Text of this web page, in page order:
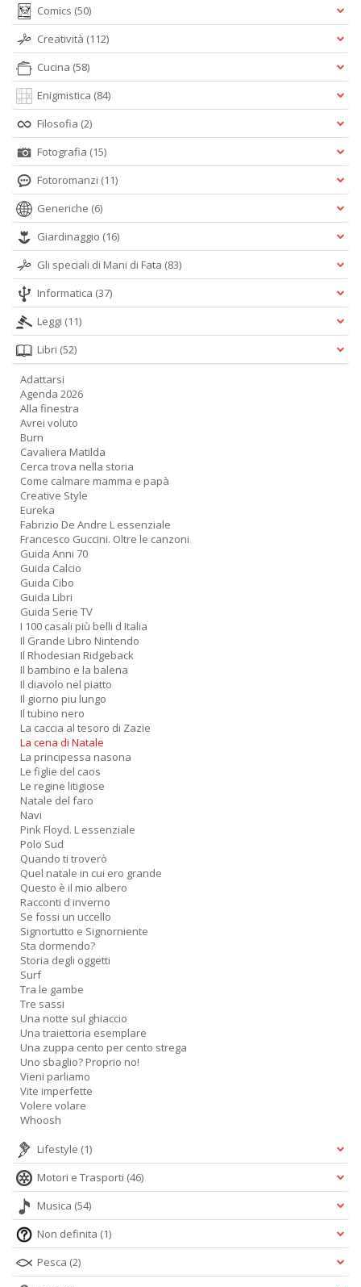
Comics (50)
Creatività (112)
Cucina (58)
Enigmistica (84)
Filosofia (2)
Fotografia (15)
Fotoromanzi (11)
Generiche (6)
Giardinaggio (16)
Gli speciali di Mani di Fata (83)
Informatica (37)
Leggi (11)
Libri (52)
Adattarsi
Agenda 2026
Alla finestra
Avrei voluto
Burn
Cavaliera Matilda
Cerca trova nella storia
Come calmare mamma e papà
Creative Style
Eureka
Fabrizio De Andre L essenziale
Francesco Guccini. Oltre le canzoni
Guida Anni 70
Guida Calcio
Guida Cibo
Guida Libri
Guida Serie TV
I 100 casali più belli d Italia
Il Grande Libro Nintendo
Il Rhodesian Ridgeback
Il bambino e la balena
Il diavolo nel piatto
Il giorno piu lungo
Il tubino nero
La caccia al tesoro di Zazie
La cena di Natale
La principessa nasona
Le figlie del caos
Le regine litigiose
Natale del faro
Navi
Pink Floyd. L essenziale
Polo Sud
Quando ti troverò
Quel natale in cui ero grande
Questo è il mio albero
Racconti d inverno
Se fossi un uccello
Signortutto e Signorniente
Sta dormendo?
Storia degli oggetti
Surf
Tra le gambe
Tre sassi
Una notte sul ghiaccio
Una traiettoria esemplare
Una zuppa cento per cento strega
Uno sbaglio? Proprio no!
Vieni parliamo
Vite imperfette
Volere volare
Whoosh
Lifestyle (1)
Motori e Trasporti (46)
Musica (54)
Non definita (1)
Pesca (2)